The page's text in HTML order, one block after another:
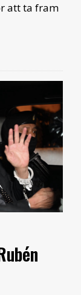
att ta fram